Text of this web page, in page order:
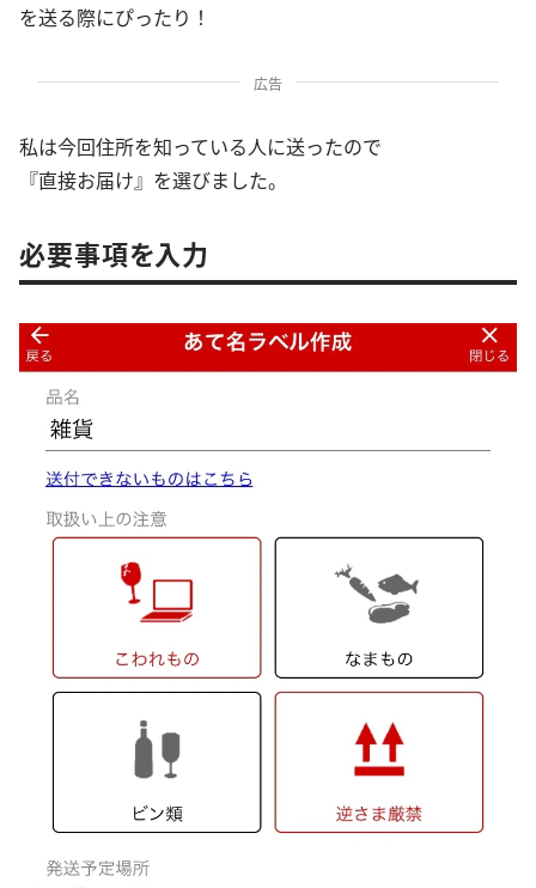
を送る際にぴったり！
広告
私は今回住所を知っている人に送ったので
『直接お届け』を選びました。
必要事項を入力